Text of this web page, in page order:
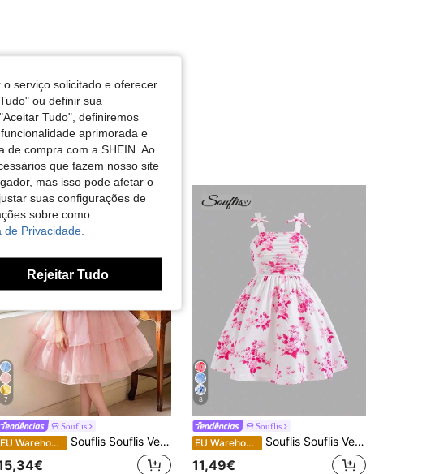
7
Souflis
EU Warehouse Souflis Souflis Vestido casual infantil preto de malha com gola contrastante e cintura marcada
8
Souflis
EU Warehouse Souflis Souflis Vestido de verão feminino azul com estampa floral chinesa digital, sem mangas, com laço e franzido. Modelo novo e campeão de . Comprimento midi, detalhes em pérolas e aplicações. Elegante e sofisticado para festas e ocasiões casuais.
11,49€
serviço solicitado e oferecer
ou definir sua
Tudo", definiremos
aprimorada e
de compra com a SHEIN. Ao
que fazem nosso site
mas isso pode afetar o
suas configurações de
sobre como
Privacidade.
Rejeitar Tudo